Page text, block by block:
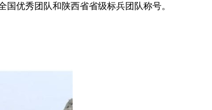
优秀团队和陕西省省级标兵团队称号。